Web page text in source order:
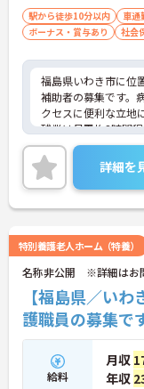
実績や復職制度があ
きます。
・残業が月平均10時
心であるため、私生
す。
駅から徒歩10分以内 車通
ボーナス・賞与あり
社会
福島県いわき市に位
補助者の募集です。
クセスに便利な立地
残業は月平均3時間
を保ちながらご勤務
や介護休業の取得実
化しても働ける職場
ご興味のある方には
に詳細をご案内しま
詳細を
特別養護老人ホーム（特養）
名称非公開 ※詳細はお
【福島県／い
護職員の募集で
給料
月収
年収